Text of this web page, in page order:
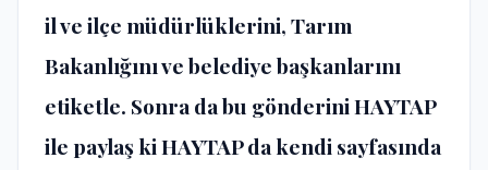
il ve ilçe müdürlüklerini, Tarım
Bakanlığını ve belediye başkanlarını
etiketle. Sonra da bu gönderini HAYTAP
ile paylaş ki HAYTAP da kendi sayfasında